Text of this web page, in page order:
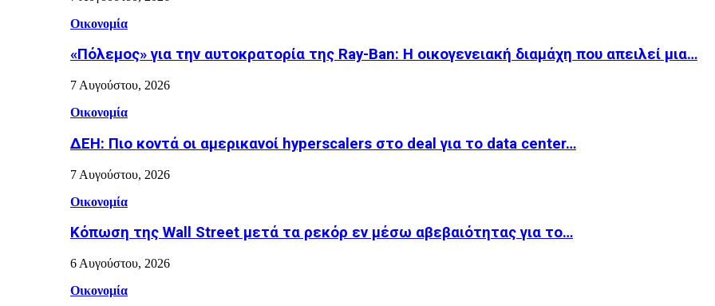
Οικονομία
«Πόλεμος» για την αυτοκρατορία της Ray-Ban: Η οικογενειακή διαμάχη που απειλεί μια…
7 Αυγούστου, 2026
Οικονομία
ΔΕΗ: Πιο κοντά οι αμερικανοί hyperscalers στο deal για το data center…
7 Αυγούστου, 2026
Οικονομία
Κόπωση της Wall Street μετά τα ρεκόρ εν μέσω αβεβαιότητας για το…
6 Αυγούστου, 2026
Οικονομία